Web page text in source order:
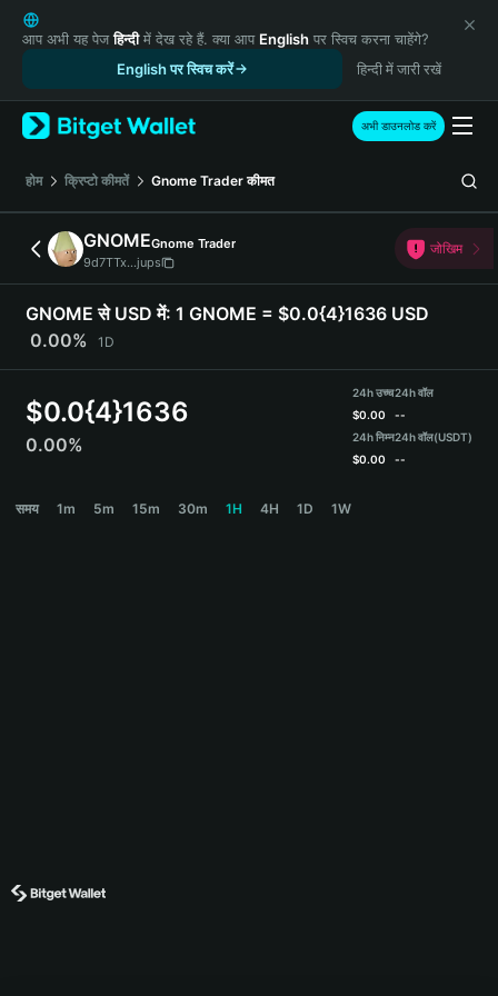
English
日本語
Русский
Español (Latinoamérica)
Türkçe
Italiano
Deutsch
简体中文
繁體中文
Português (Portugal)
Bahasa Indonesia
Español
आप अभी यह पेजहिन्दीमें देख रहे हैं. क्या आप English पर स्विच करना चाहेंगे?
English पर स्विच करें
हिन्दी में जारी रखें
अभी डाउनलोड करें
होम क्रिप्टो कीमतें Gnome Trader कीमत
GNOMEGnome Trader
9d7TTx...jups
जोखिम
GNOME से USD में: 1 GNOME = $0.0{4}1636 USD
0.00%
1D
$0.0{4}1636
0.00%
24h उच्च
$0.00
24h निम्न
$0.00
24h वॉल
--
24h वॉल(USDT)
--
समय 1m 5m 15m 30m 1H 4H 1D 1W